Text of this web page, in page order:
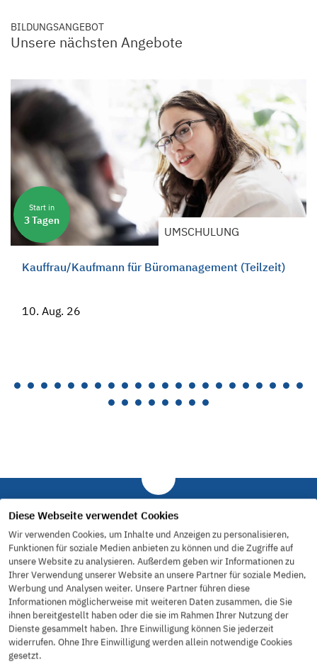
Diese Webseite verwendet Cookies
Wir verwenden Cookies, um Inhalte und Anzeigen zu personalisieren,
Funktionen für soziale Medien anbieten zu können und die Zugriffe auf
unsere Website zu analysieren. Außerdem geben wir Informationen zu
Ihrer Verwendung unserer Website an unsere Partner für soziale Medien,
Werbung und Analysen weiter. Unsere Partner führen diese
Informationen möglicherweise mit weiteren Daten zusammen, die Sie
ihnen bereitgestellt haben oder die sie im Rahmen Ihrer Nutzung der
Dienste gesammelt haben. Ihre Einwilligung können Sie jederzeit
widerrufen. Ohne Ihre Einwilligung werden allein notwendige Cookies
gesetzt.
BILDUNGSANGEBOT
Unsere nächsten Angebote
UMSCHULUNG
Start in
3 Tagen
Kauffrau/Kaufmann für Büromanagement (Teilzeit)
10. Aug. 26
Campus Fakten
8267 114